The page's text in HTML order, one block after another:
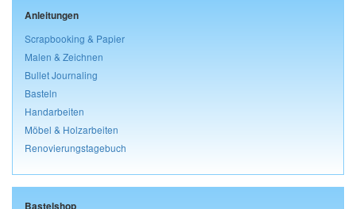
Anleitungen
Scrapbooking & Papier
Malen & Zeichnen
Bullet Journaling
Basteln
Handarbeiten
Möbel & Holzarbeiten
Renovierungstagebuch
Bastelshop